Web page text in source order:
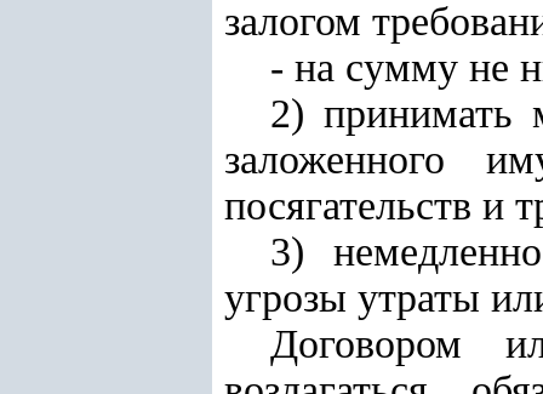
залогом
- на сумму не
2) принимать
заложенного
посягательств и
3)
угрозы утраты
Договором